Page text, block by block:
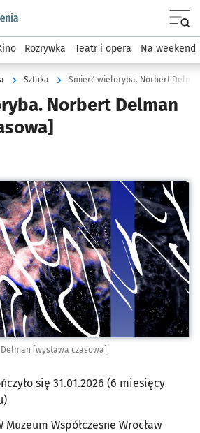
podserwis: Wydarzenia
Rozrywka Teatr i opera Na weekend
Sztuka Śmierć wieloryba. Norbert
Norbert Delman
[wystawa czasowa]
się 31.01.2026 (6 miesięcy
Muzeum Współczesne Wrocław